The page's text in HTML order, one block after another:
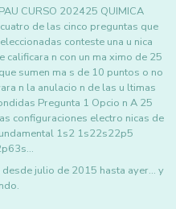
CURSO 202425 QUIMICA
de las cinco preguntas que
conteste una u nica
calificara n con un ma ximo de 25
sumen ma s de 10 puntos o no
n la anulacio n de las u ltimas
Pregunta 1 Opcio n A 25
configuraciones electro nicas de
1s2 1s22s22p5
julio de 2015 hasta ayer... y